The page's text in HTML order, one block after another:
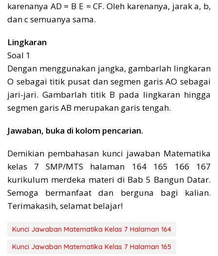
karenanya AD = B E = CF. Oleh karenanya, jarak a, b,
dan c semuanya sama.
Lingkaran
Soal 1
Dengan menggunakan jangka, gambarlah lingkaran
O sebagai titik pusat dan segmen garis AO sebagai
jari-jari. Gambarlah titik B pada lingkaran hingga
segmen garis AB merupakan garis tengah.
Jawaban, buka di kolom pencarian.
Demikian pembahasan kunci jawaban Matematika
kelas 7 SMP/MTS halaman 164 165 166 167
kurikulum merdeka materi di Bab 5 Bangun Datar.
Semoga bermanfaat dan berguna bagi kalian.
Terimakasih, selamat belajar!
Kunci Jawaban Matematika Kelas 7 Halaman 164
Kunci Jawaban Matematika Kelas 7 Halaman 165